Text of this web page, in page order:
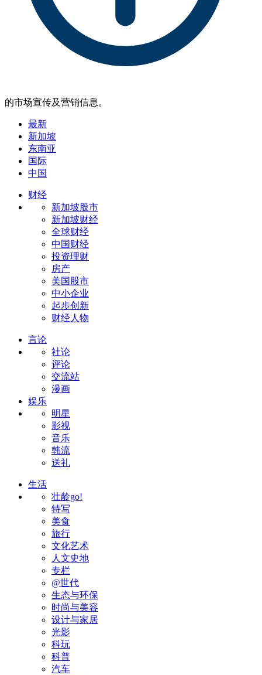
的市场宣传及营销信息。
最新
新加坡
东南亚
国际
中国
财经
新加坡股市
新加坡财经
全球财经
中国财经
投资理财
房产
美国股市
中小企业
起步创新
财经人物
言论
社论
评论
交流站
漫画
娱乐
明星
影视
音乐
韩流
送礼
生活
壮龄go!
特写
美食
旅行
文化艺术
人文史地
专栏
@世代
生态与环保
时尚与美容
设计与家居
光影
科玩
科普
汽车